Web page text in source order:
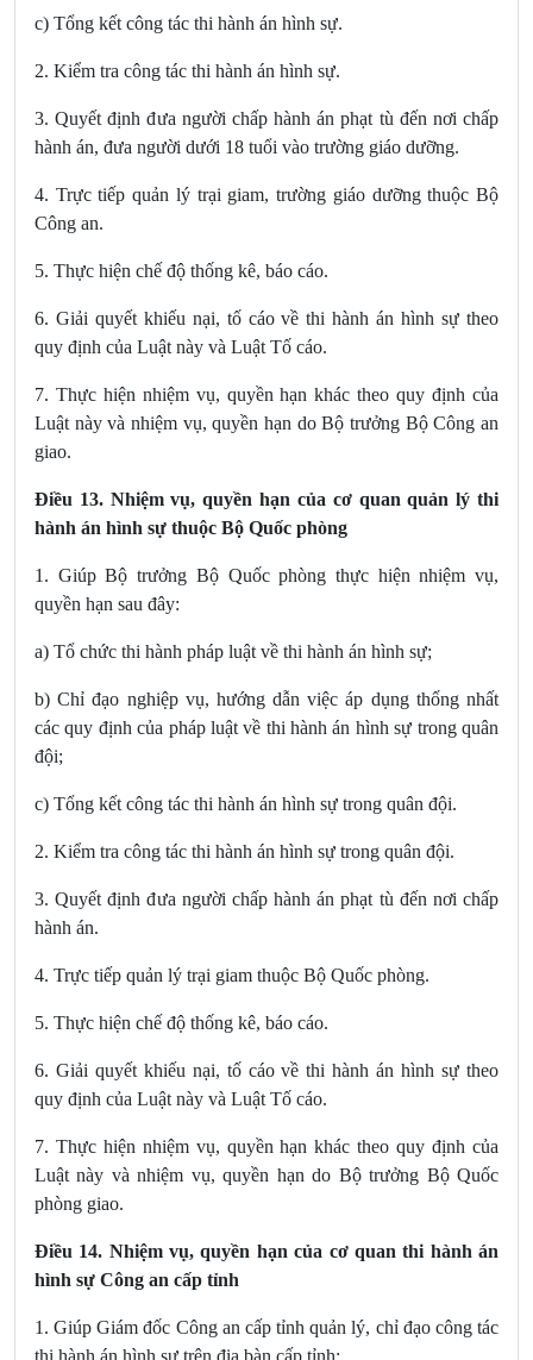
c) Tổng kết công tác thi hành án hình sự.
2. Kiểm tra công tác thi hành án hình sự.
3. Quyết định đưa người chấp hành án phạt tù đến nơi chấp
hành án, đưa người dưới 18 tuổi vào trường giáo dưỡng.
4. Trực tiếp quản lý trại giam, trường giáo dưỡng thuộc Bộ
Công an.
5. Thực hiện chế độ thống kê, báo cáo.
6. Giải quyết khiếu nại, tố cáo về thi hành án hình sự theo
quy định của Luật này và Luật Tố cáo.
7. Thực hiện nhiệm vụ, quyền hạn khác theo quy định của
Luật này và nhiệm vụ, quyền hạn do Bộ trưởng Bộ Công an
giao.
Điều 13. Nhiệm vụ, quyền hạn của cơ quan quản lý thi
hành án hình sự thuộc Bộ Quốc phòng
1. Giúp Bộ trưởng Bộ Quốc phòng thực hiện nhiệm vụ,
quyền hạn sau đây:
a) Tổ chức thi hành pháp luật về thi hành án hình sự;
b) Chỉ đạo nghiệp vụ, hướng dẫn việc áp dụng thống nhất
các quy định của pháp luật về thi hành án hình sự trong quân
đội;
c) Tổng kết công tác thi hành án hình sự trong quân đội.
2. Kiểm tra công tác thi hành án hình sự trong quân đội.
3. Quyết định đưa người chấp hành án phạt tù đến nơi chấp
hành án.
4. Trực tiếp quản lý trại giam thuộc Bộ Quốc phòng.
5. Thực hiện chế độ thống kê, báo cáo.
6. Giải quyết khiếu nại, tố cáo về thi hành án hình sự theo
quy định của Luật này và Luật Tố cáo.
7. Thực hiện nhiệm vụ, quyền hạn khác theo quy định của
Luật này và nhiệm vụ, quyền hạn do Bộ trưởng Bộ Quốc
phòng giao.
Điều 14. Nhiệm vụ, quyền hạn của cơ quan thi hành án
hình sự Công an cấp tỉnh
1. Giúp Giám đốc Công an cấp tỉnh quản lý, chỉ đạo công tác
thi hành án hình sự trên địa bàn cấp tỉnh: